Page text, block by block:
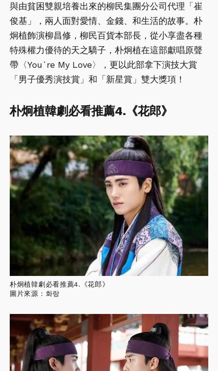
與由貧困雙親培養出來的柳民集團分公司代理「崔
俊基」，兩人面對愛情、金錢、和生活的故事。朴
炯植飾演柳昌修，柳民百貨本部長，從小享盡各種
特殊權力優待的天之驕子，朴炯植在這部獻唱原聲
帶〈You`re My Love〉，更以此部拿下演技大賞
「男子優秀演技賞」和「新星賞」雙大獎項！
朴炯植韓劇必看推薦4.《花郎》
朴炯植韓劇必看推薦4.《花郎》
圖片來源：화랑